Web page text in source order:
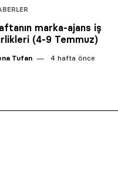
marka-ajans iş
(4-9 Temmuz)
Tufan 4 hafta önce